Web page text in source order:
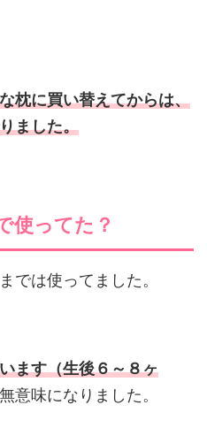
枕に買い替えてからは、
ました。
使ってた？
では使ってました。
ます（生後６～８ヶ
意味になりました。